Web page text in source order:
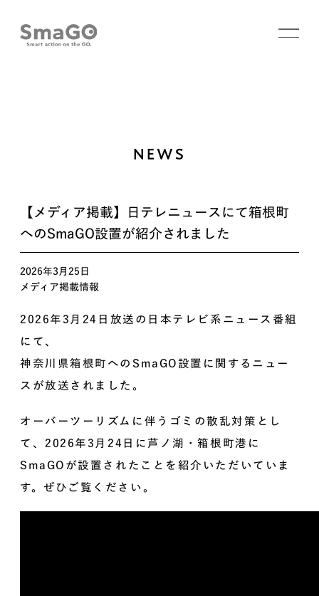
NEWS
【メディア掲載】日テレニュースにて箱根町
へのSmaGO設置が紹介されました
2026年3月25日
メディア掲載情報
2026年3月24日放送の日本テレビ系ニュース番組
にて、
神奈川県箱根町へのSmaGO設置に関するニュー
スが放送されました。
オーバーツーリズムに伴うゴミの散乱対策とし
て、2026年3月24日に芦ノ湖・箱根町港に
SmaGOが設置されたことを紹介いただいていま
す。ぜひご覧ください。